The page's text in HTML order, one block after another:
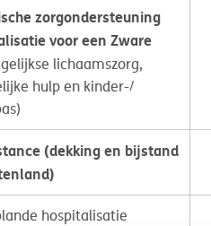
zorgondersteuning
voor een Zware
lichaamszorg,
hulp en kinder-/
(dekking en bijstand
hospitalisatie